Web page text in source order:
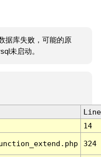
据库失败，可能的原
未启动。
Line
14
324